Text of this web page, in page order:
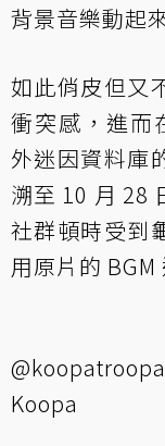
背景音樂動起
如此俏皮但又
衝突感，進而
外迷因資料庫
溯至 10 月 28
社群頓時受到
用原片的 BGM
Koopa